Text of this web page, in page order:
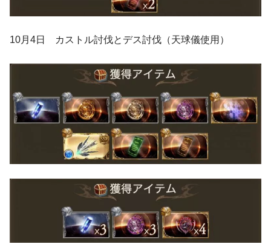
10月4日 カストル討伐とデス討伐（天球儀使用）